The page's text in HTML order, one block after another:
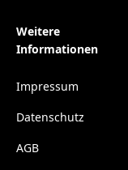
Weitere
Informationen
Impressum
Datenschutz
AGB